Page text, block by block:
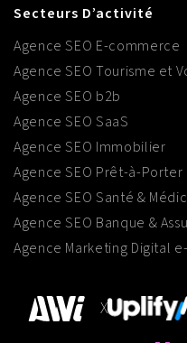
Secteurs D’activité
Agence SEO E-commerce
Agence SEO Tourisme et
Agence SEO b2b
Agence SEO SaaS
Agence SEO Immobilier
Agence SEO Prêt-à-Porter
Agence SEO Santé &
Agence SEO Banque &
Agence Marketing Digital
X